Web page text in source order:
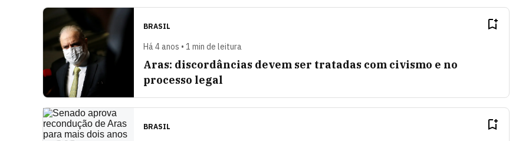
BRASIL
Há 4 anos • 1 min de leitura
Aras: discordâncias devem ser tratadas com civismo e no
processo legal
BRASIL